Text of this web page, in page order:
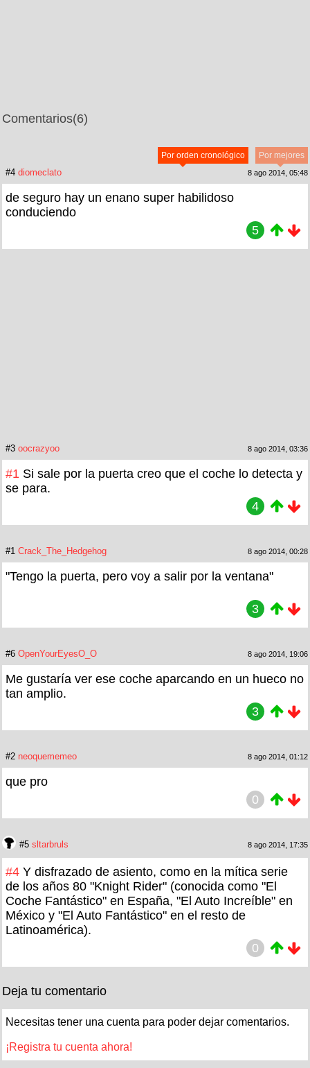
Comentarios(6)
Por mejores
Por orden cronológico
#4 diomeclato 8 ago 2014, 05:48
de seguro hay un enano super habilidoso
conduciendo
5
#3 oocrazyoo 8 ago 2014, 03:36
#1 Si sale por la puerta creo que el coche lo detecta y
se para.
4
#1 Crack_The_Hedgehog 8 ago 2014, 00:28
"Tengo la puerta, pero voy a salir por la ventana"
3
#6 OpenYourEyesO_O 8 ago 2014, 19:06
Me gustaría ver ese coche aparcando en un hueco no
tan amplio.
3
#2 neoquememeo 8 ago 2014, 01:12
que pro
0
#5 sltarbruls 8 ago 2014, 17:35
#4 Y disfrazado de asiento, como en la mítica serie
de los años 80 "Knight Rider" (conocida como "El
Coche Fantástico" en España, "El Auto Increíble" en
México y "El Auto Fantástico" en el resto de
Latinoamérica).
0
Deja tu comentario
Necesitas tener una cuenta para poder dejar comentarios.
¡Registra tu cuenta ahora!